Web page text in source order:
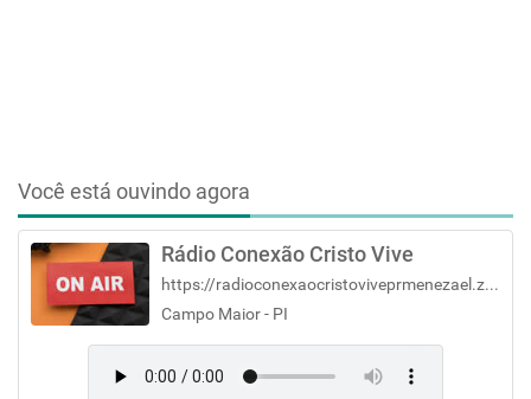
Você está ouvindo agora
Rádio Conexão Cristo Vive
https://radioconexaocristoviveprmenezael.zdx.com.br/
Campo Maior - PI